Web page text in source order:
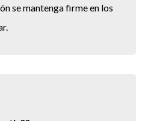
se mantenga firme en los